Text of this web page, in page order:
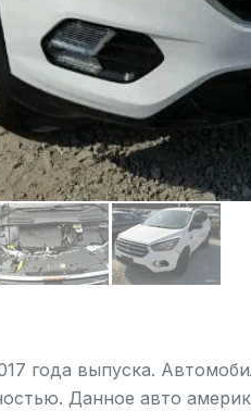
года выпуска.
Данное авто